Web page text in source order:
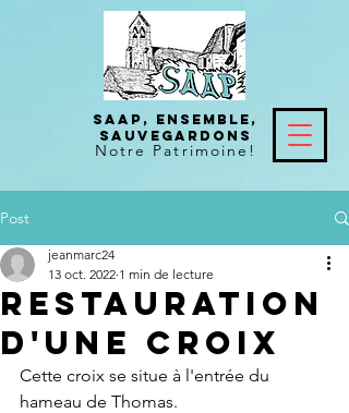
SAAP, Ensemble,
Sauvegardons
Notre Patrimoine!
Post
restauration
d'une croix
jeanmarc24
13 oct. 2022 1 min de lecture
Cette croix se situe à l'entrée du
hameau de Thomas.